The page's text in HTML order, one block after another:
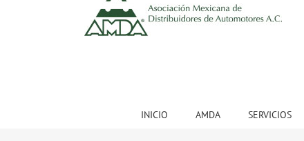
INICIO AMDA SERVICIOS